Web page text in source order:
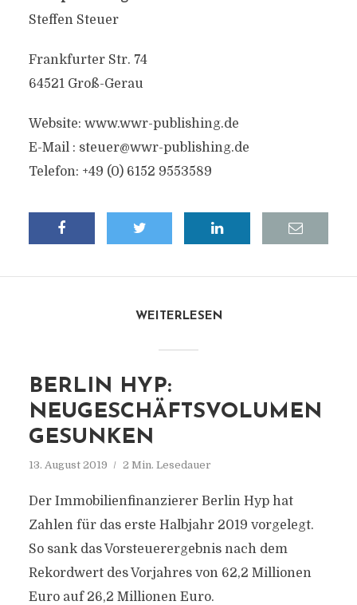
Steffen Steuer
Frankfurter Str. 74
64521 Groß-Gerau
Website: www.wwr-publishing.de
E-Mail : steuer@wwr-publishing.de
Telefon: +49 (0) 6152 9553589
WEITERLESEN
BERLIN HYP:
NEUGESCHÄFTSVOLUMEN
GESUNKEN
13. August 2019 2 Min. Lesedauer
Der Immobilienfinanzierer Berlin Hyp hat
Zahlen für das erste Halbjahr 2019 vorgelegt.
So sank das Vorsteuerergebnis nach dem
Rekordwert des Vorjahres von 62,2 Millionen
Euro auf 26,2 Millionen Euro.